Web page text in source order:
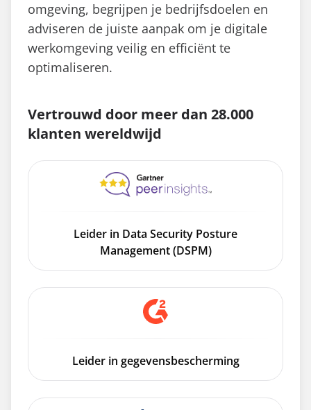
omgeving, begrijpen je bedrijfsdoelen en
adviseren de juiste aanpak om je digitale
werkomgeving veilig en efficiënt te
optimaliseren.
Vertrouwd door meer dan 28.000
klanten wereldwijd
Leider in Data Security Posture
Management (DSPM)
Leider in gegevensbescherming